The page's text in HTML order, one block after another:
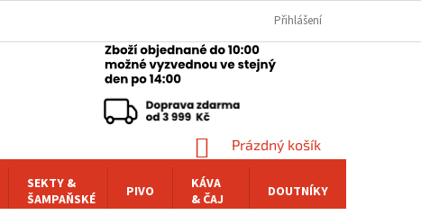
Přihlášení
NÁKUPNÍ
KOŠÍK
Prázdný košík
SEKTY &
ŠAMPAŇSKÉ
PIVO
KÁVA
& ČAJ
DOUTNÍKY